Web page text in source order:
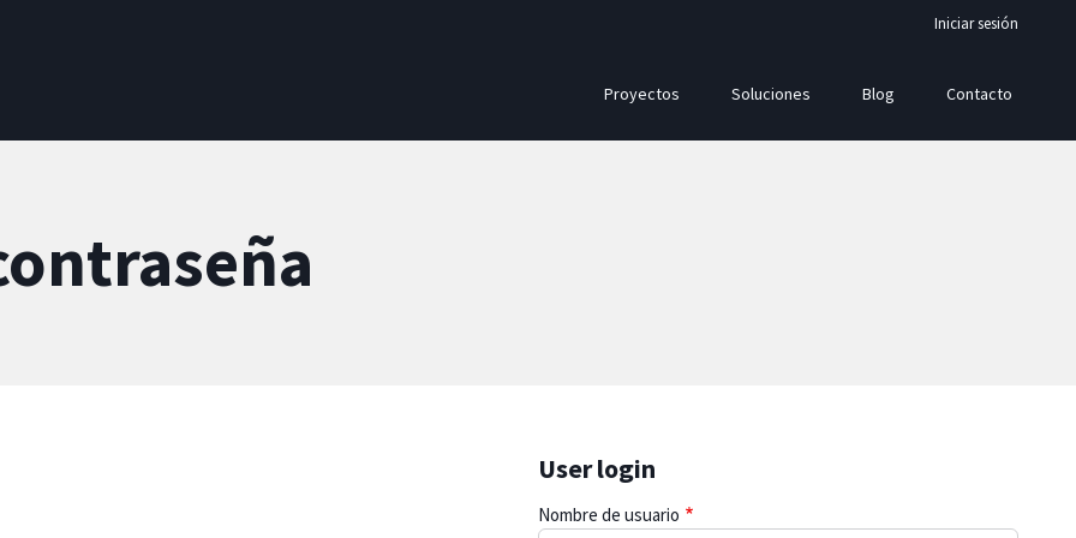
Iniciar sesión
Proyectos Soluciones Blog Contacto
ayuda a la navegación
User login
Nombre de usuario